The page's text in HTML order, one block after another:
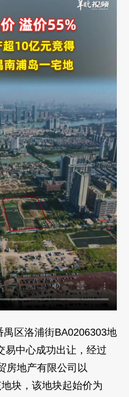
禺区洛浦街BA0206303地
易中心成功出让，经过
房地产有限公司以
块，该地块起始价为